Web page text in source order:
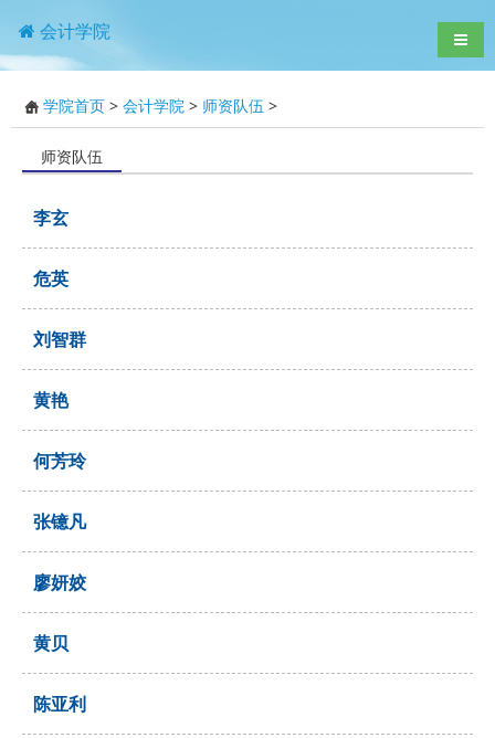
会计学院 导航
学院首页 > 会计学院 > 师资队伍 >
师资队伍
李玄
危英
刘智群
黄艳
何芳玲
张镱凡
廖妍姣
黄贝
陈亚利